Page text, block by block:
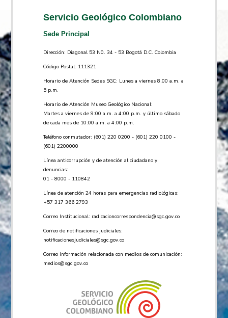
Servicio Geológico Colombiano
Sede Principal
Dirección: Diagonal 53 N0. 34 - 53 Bogotá D.C. Colombia
Código Postal: 111321
Horario de Atención Sedes SGC: Lunes a viernes 8.00 a.m. a
5 p.m.
Horario de Atención Museo Geológico Nacional:
Martes a viernes de 9:00 a.m. a 4:00 p.m. y último sábado
de cada mes de 10:00 a.m. a 4:00 p.m.
Teléfono conmutador: (601) 220 0200 - (601) 220 0100 -
(601) 2200000
Línea anticorrupción y de atención al ciudadano y
denuncias:
01 - 8000 - 110842
Línea de atención 24 horas para emergencias radiológicas:
+57 ​317 366 2793
Correo Institucional: radicacioncorrespondencia@sgc.gov.co
Correo de notificaciones judiciales:
notificacionesjudiciales@sgc.gov.co
Correo información relacionada con medios de comunicación:
medios@sgc.gov.co